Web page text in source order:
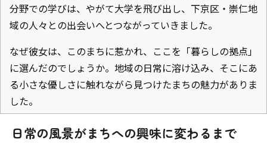
分野での学びは、やがて大学を飛び出し、下京区・崇仁地
域の人々との出会いへとつながっていきました。
なぜ彼女は、このまちに惹かれ、ここを「暮らしの拠点」
に選んだのでしょうか。地域の日常に溶け込み、そこにあ
る小さな優しさに触れながら見つけたまちの魅力がありま
した。
日常の風景がまちへの興味に変わるまで